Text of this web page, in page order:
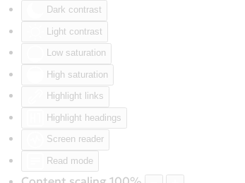
Dark contrast
Light contrast
Low saturation
High saturation
Highlight links
Highlight headings
Screen reader
Read mode